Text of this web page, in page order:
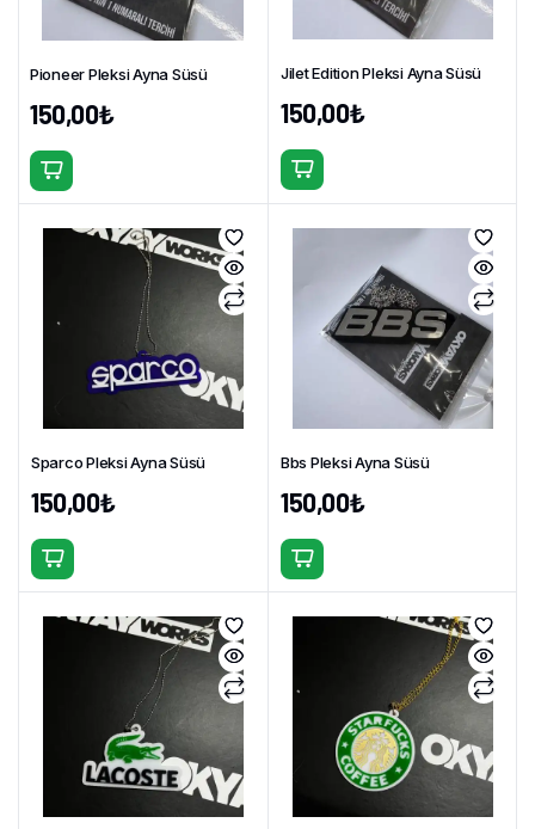
Pioneer Pleksi Ayna Süsü
150,00₺
Jilet Edition Pleksi Ayna Süsü
150,00₺
Sparco Pleksi Ayna Süsü
150,00₺
Bbs Pleksi Ayna Süsü
150,00₺